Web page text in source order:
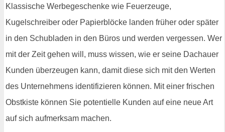
Klassische Werbegeschenke wie Feuerzeuge,
Kugelschreiber oder Papierblöcke landen früher oder später
in den Schubladen in den Büros und werden vergessen. Wer
mit der Zeit gehen will, muss wissen, wie er seine Dachauer
Kunden überzeugen kann, damit diese sich mit den Werten
des Unternehmens identifizieren können. Mit einer frischen
Obstkiste können Sie potentielle Kunden auf eine neue Art
auf sich aufmerksam machen.